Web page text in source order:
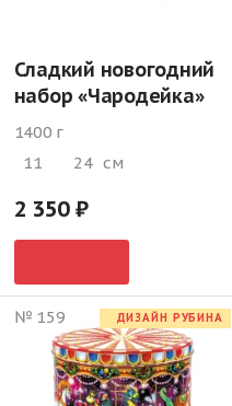
Сладкий новогодний
набор «Чародейка»
1400 г
11
24 см
2 350
№ 159 ДИЗАЙН РУБИНА